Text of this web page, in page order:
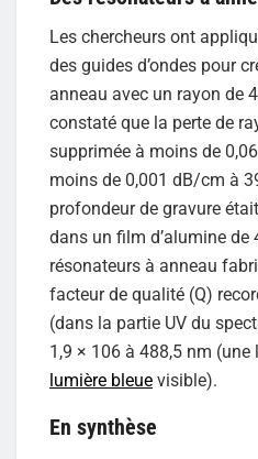
Les chercheurs ont
des guides d’ondes pour
anneau avec un rayon de
constaté que la perte de
supprimée à moins de
moins de 0,001 dB/cm à
profondeur de gravure
dans un film d’alumine de
résonateurs à anneau
facteur de qualité (Q)
(dans la partie UV du
1,9 × 106 à 488,5 nm (une
lumière bleue visible).
En synthèse